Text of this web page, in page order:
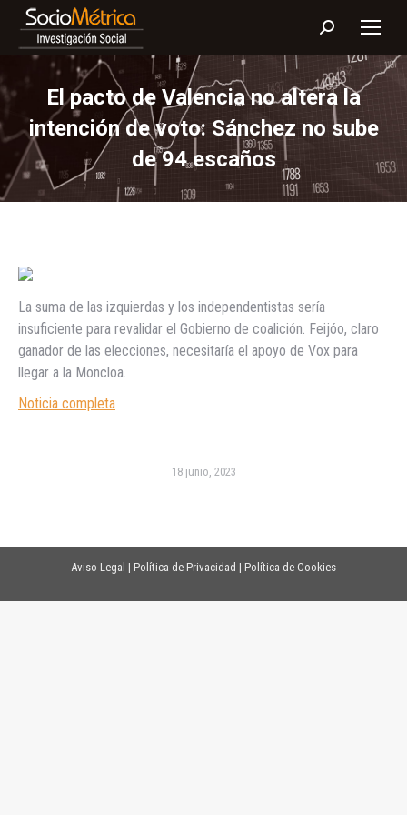
Buscar:
El pacto de Valencia no altera la
intención de voto: Sánchez no sube
de 94 escaños
La suma de las izquierdas y los independentistas sería
insuficiente para revalidar el Gobierno de coalición. Feijóo, claro
ganador de las elecciones, necesitaría el apoyo de Vox para
llegar a la Moncloa.
Noticia completa
18 junio, 2023
Aviso Legal | Política de Privacidad | Política de Cookies